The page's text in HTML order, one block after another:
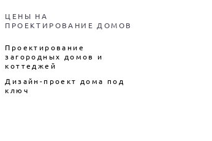
ЦЕНЫ НА
ПРОЕКТИРОВАНИЕ ДОМОВ
Проектирование
загородных домов и
коттеджей
Дизайн-проект дома под
ключ